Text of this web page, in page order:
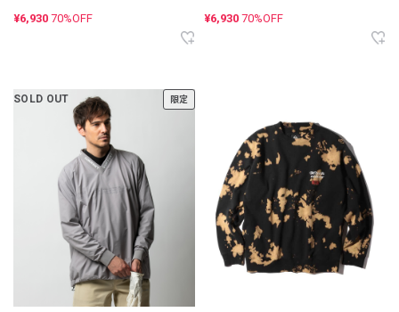
¥6,930 70%OFF ¥6,930 70%OFF
SOLD OUT 限定